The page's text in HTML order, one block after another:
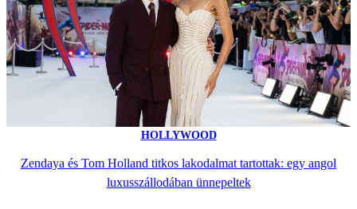
HOLLYWOOD
Zendaya és Tom Holland titkos lakodalmat tartottak: egy angol
luxusszállodában ünnepeltek